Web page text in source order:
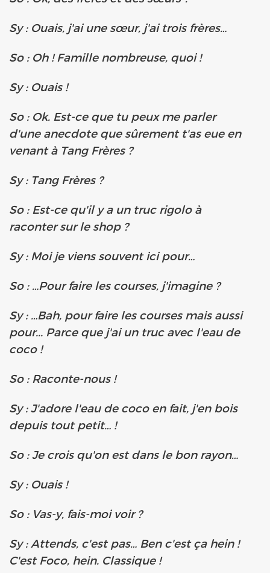
Sy : Ouais, j'ai une sœur, j'ai trois frères…
So : Oh ! Famille nombreuse, quoi !
Sy : Ouais !
So : Ok. Est-ce que tu peux me parler
d'une anecdote que sûrement t'as eue en
venant à Tang Frères ?
Sy : Tang Frères ?
So : Est-ce qu'il y a un truc rigolo à
raconter sur le shop ?
Sy : Moi je viens souvent ici pour…
So : …Pour faire les courses, j'imagine ?
Sy : …Bah, pour faire les courses mais aussi
pour... Parce que j'ai un truc avec l'eau de
coco !
So : Raconte-nous !
Sy : J'adore l'eau de coco en fait, j'en bois
depuis tout petit… !
So : Je crois qu'on est dans le bon rayon…
Sy : Ouais !
So : Vas-y, fais-moi voir ?
Sy : Attends, c'est pas… Ben c'est ça hein !
C'est Foco, hein. Classique !